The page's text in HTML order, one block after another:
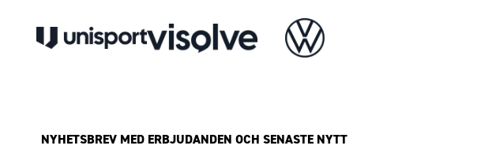
NYHETSBREV MED ERBJUDANDEN OCH SENASTE NYTT